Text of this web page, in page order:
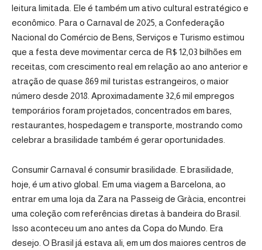
leitura limitada. Ele é também um ativo cultural estratégico e
econômico. Para o Carnaval de 2025, a Confederação
Nacional do Comércio de Bens, Serviços e Turismo estimou
que a festa deve movimentar cerca de R$ 12,03 bilhões em
receitas, com crescimento real em relação ao ano anterior e
atração de quase 869 mil turistas estrangeiros, o maior
número desde 2018. Aproximadamente 32,6 mil empregos
temporários foram projetados, concentrados em bares,
restaurantes, hospedagem e transporte, mostrando como
celebrar a brasilidade também é gerar oportunidades.
Consumir Carnaval é consumir brasilidade. E brasilidade,
hoje, é um ativo global. Em uma viagem a Barcelona, ao
entrar em uma loja da Zara na Passeig de Gràcia, encontrei
uma coleção com referências diretas à bandeira do Brasil.
Isso aconteceu um ano antes da Copa do Mundo. Era
desejo. O Brasil já estava ali, em um dos maiores centros de